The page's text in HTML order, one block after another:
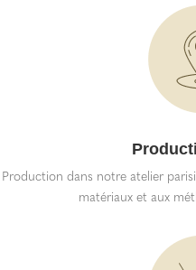
Production dans notre atelier
matériaux et aux